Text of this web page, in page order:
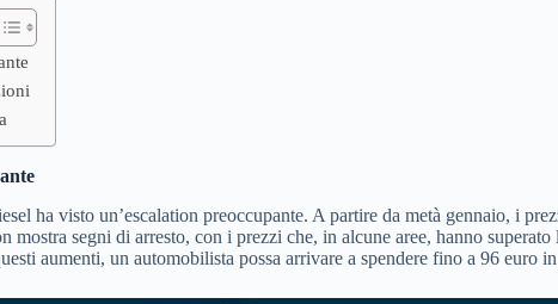
ha visto un’escalation preoccupante. A partire da metà gennaio, i
mostra segni di arresto, con i prezzi che, in alcune aree, hanno
aumenti, un automobilista possa arrivare a spendere fino a 96